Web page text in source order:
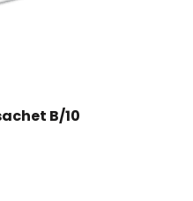
B/10